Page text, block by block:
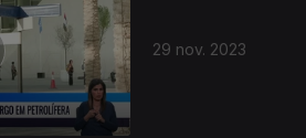
29 nov. 2023